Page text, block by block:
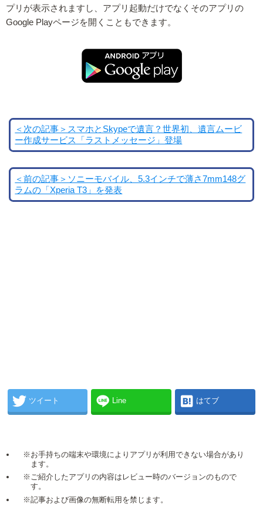
プリが表示されますし、アプリ起動だけでなくそのアプリの
Google Playページを開くこともできます。
＜次の記事＞スマホとSkypeで遺言？世界初、遺言ムービ
ー作成サービス「ラストメッセージ」登場
＜前の記事＞ソニーモバイル、5.3インチで薄さ7mm148グ
ラムの「Xperia T3」を発表
ツイート Line はてブ
※お手持ちの端末や環境によりアプリが利用できない場合があり
ます。
※ご紹介したアプリの内容はレビュー時のバージョンのもので
す。
※記事および画像の無断転用を禁じます。